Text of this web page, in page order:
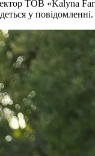
ТОВ «Kalyna
у повідомленні.